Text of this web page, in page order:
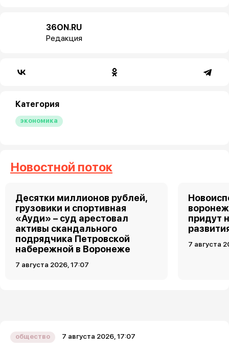
36ON.RU
Редакция
Категория
экономика
Новостной поток
Десятки миллионов рублей,
грузовики и спортивная
«Ауди» – суд арестовал
активы скандального
подрядчика Петровской
набережной в Воронеже
7 августа 2026, 17:07
придут
7 августа
общество 7 августа 2026, 17:07